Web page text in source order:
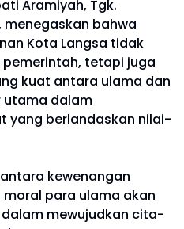
Aramiyah, Tgk.
menegaskan bahwa
Kota Langsa tidak
tetapi juga
kuat antara ulama dan
utama dalam
yang berlandaskan nilai-
kewenangan
para ulama akan
mewujudkan cita-